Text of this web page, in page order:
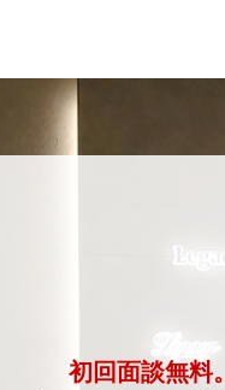
初回面談無料。